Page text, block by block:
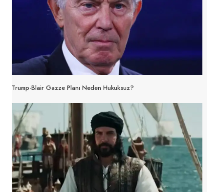
Trump-Blair Gazze Planı Neden Hukuksuz?